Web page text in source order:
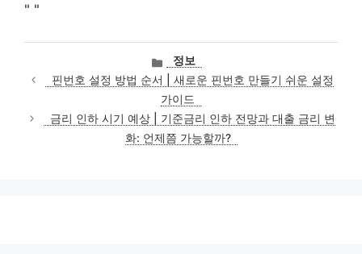
" "
카
테
고
리
정보
핀번호 설정 방법 순서 | 새로운 핀번호 만들기 쉬운 설정
가이드
금리 인하 시기 예상 | 기준금리 인하 전망과 대출 금리 변
화: 언제쯤 가능할까?